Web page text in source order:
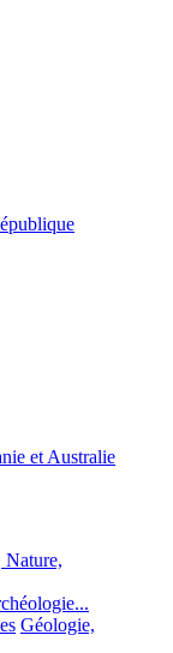
et Australie
Nature,
Géologie,